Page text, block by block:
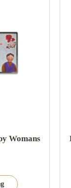
Womans